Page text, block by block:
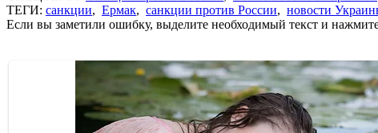
ТЕГИ: санкции, Ермак, санкции против России, новости
Если вы заметили ошибку, выделите необходимый текст и